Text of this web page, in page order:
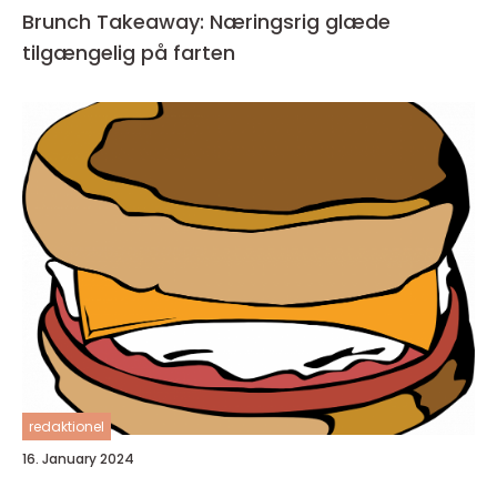
Brunch Takeaway: Næringsrig glæde
tilgængelig på farten
redaktionel
16. January 2024